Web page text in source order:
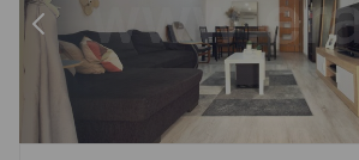
Précédent